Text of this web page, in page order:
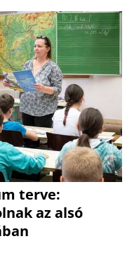
terve:
az alsó